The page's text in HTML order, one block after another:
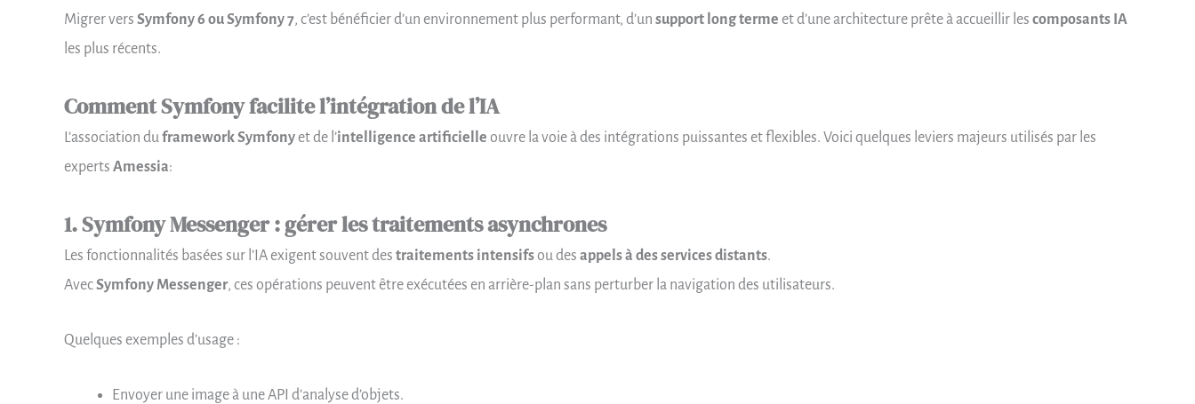
Migrer vers Symfony 6 ou Symfony 7, c’est bénéficier d’un environnement plus performant, d’un support long terme et d’une architecture prête à accueillir les composants IA
les plus récents.
Comment Symfony facilite l’intégration de l’IA
L’association duframework Symfonyet de l’intelligence artificielle ouvre la voie à des intégrations puissantes et flexibles. Voici quelques leviers majeurs utilisés par les
experts Amessia:
1. Symfony Messenger : gérer les traitements asynchrones
Les fonctionnalités basées sur l’IA exigent souvent des traitements intensifsou des appels à des services distants.
AvecSymfony Messenger, ces opérations peuvent être exécutées en arrière-plan sans perturber la navigation des utilisateurs.
Quelques exemples d’usage :
Envoyer une image à une API d’analyse d’objets.